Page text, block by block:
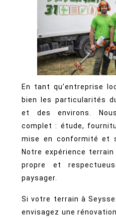
En tant qu’entreprise
bien les particularités
et des environs.
complet : étude,
mise en conformité et
Notre expérience
propre et
paysager.
Si votre terrain à
envisagez une